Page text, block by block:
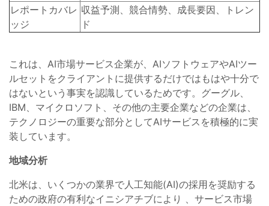
レポートカバレ
ッジ
収益予測、競合情勢、成長要因、トレン
ド
これは、AI市場サービス企業が、AIソフトウェアやAIツー
ルセットをクライアントに提供するだけではもはや十分で
はないという事実を認識しているためです。グーグル、
IBM、マイクロソフト、その他の主要企業などの企業は、
テクノロジーの重要な部分としてAIサービスを積極的に実
装しています。
地域分析
北米は、いくつかの業界で人工知能(AI)の採用を奨励する
ための政府の有利なイニシアチブにより 、サービス市場